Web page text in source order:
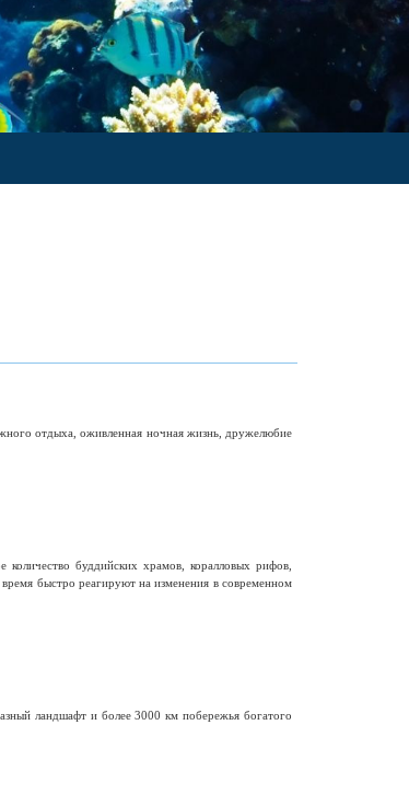
отдыха, оживленная ночная жизнь, дружелюбие
буддийских храмов, коралловых рифов,
быстро реагируют на изменения в современном
ландшафт и более 3000 км побережья богатого